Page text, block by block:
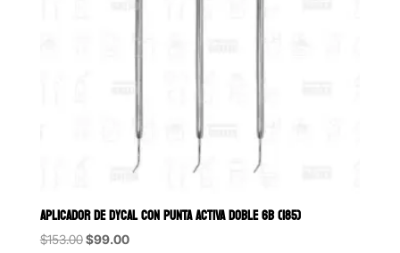
APLICADOR DE DYCAL CON PUNTA ACTIVA DOBLE 6B (185)
$153.00Original
$99.00Current